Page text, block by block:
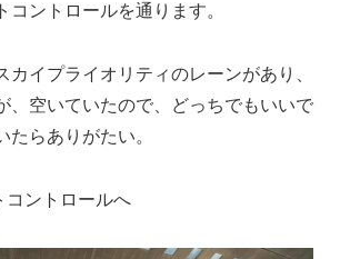
コントロールを通ります。
カイプライオリティのレーンがあり、
、空いていたので、どっちでもいいで
たらありがたい。
コントロールへ